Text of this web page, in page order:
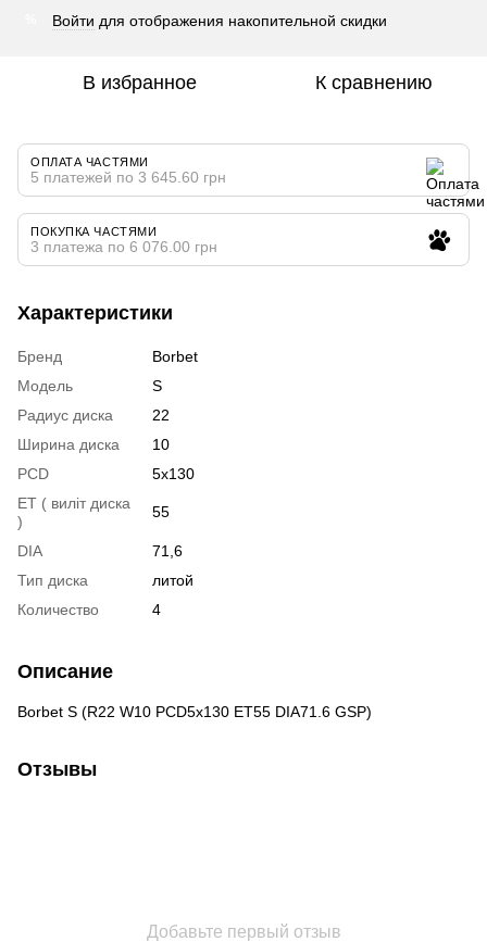
Войти для отображения накопительной скидки
В избранное К сравнению
ОПЛАТА ЧАСТЯМИ
5 платежей по 3 645.60 грн
ПОКУПКА ЧАСТЯМИ
3 платежа по 6 076.00 грн
Характеристики
Бренд
Borbet
Модель
S
Радиус диска
22
Ширина диска
10
PCD
5x130
ET ( виліт диска
)
55
DIA
71,6
Тип диска
литой
Количество
4
Описание
Borbet S (R22 W10 PCD5x130 ET55 DIA71.6 GSP)
Отзывы
Добавьте первый отзыв